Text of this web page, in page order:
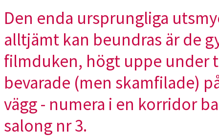
Den enda ursprungliga
alltjämt kan beundras är de
filmduken, högt uppe under
bevarade (men skamfilade)
vägg - numera i en korridor
salong nr 3.